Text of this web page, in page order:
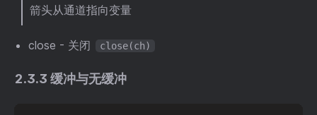
箭头从通道指向变量
close - 关闭 close(ch)
2.3.3 缓冲与无缓冲